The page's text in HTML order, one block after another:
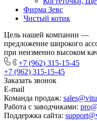
Фирма Зевс
Чистый котик
Цель нашей компании —
предложение широкого
при неизменно высоком
+7 (962) 315-15-45
+7 (962) 315-15-45
Заказать звонок
E-mail
Команда продаж:
Работа с заводчиками:
Поддержка сайта: